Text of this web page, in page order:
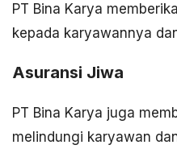
PT Bina Karya
kepada karyawannya
Asuransi Jiwa
PT Bina Karya juga
melindungi karyawan